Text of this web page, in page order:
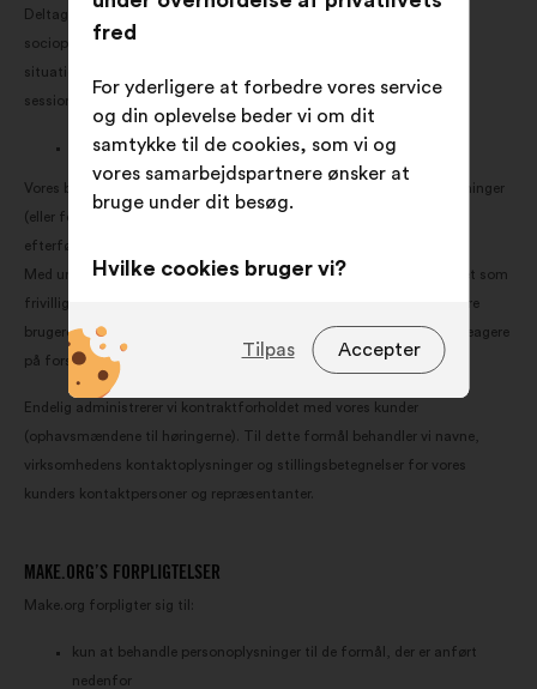
Deltagernes aldersgruppe og køn, deltagernes uddannelsesniveau,
socioprofessionelle og sociodemografiske oplysninger,
situationsbestemte oplysninger (knyttet til emnet for høringen),
sessionId, reaktioner på forslag, forslag, der er sendt til høring.
På hvilket retsgrundlag behandler vi disse oplysninger?
Vores berettigede interesse i at behandle dine spørgsmål og anmodninger
(eller foranstaltninger forud for indgåelse af en kontrakt, hvis vi
efterfølgende indgår en kontrakt).
Med undtagelse af de kategorier af personoplysninger, der er angivet som
frivillige, vil en afvisning af at give ovennævnte oplysninger forhindre
brugeren i at indsende forslag til høringen (mulighed 1) og/eller i at reagere
på forslag, der er sendt i forbindelse med høringen (mulighed 2).
Endelig administrerer vi kontraktforholdet med vores kunder
(ophavsmændene til høringerne). Til dette formål behandler vi navne,
virksomhedens kontaktoplysninger og stillingsbetegnelser for vores
kunders kontaktpersoner og repræsentanter.
MAKE.ORG’S FORPLIGTELSER
Make.org forpligter sig til:
kun at behandle personoplysninger til de formål, der er anført
nedenfor
fred
For yderligere at forbedre vores service
og din oplevelse beder vi om dit
samtykke til de cookies, som vi og
vores samarbejdspartnere ønsker at
bruge under dit besøg.
Hvilke cookies bruger vi?
uundværlige for webstedets
Præferencecookies:dvs. cookies,
der forbedrer brugeroplevelsen,
når du besøger webstedet
af vores borgerhøringer samlet set
Netværkscookies:
Accepter
Tilpas